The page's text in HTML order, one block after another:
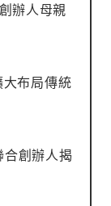
辦人母親
布局傳統
創辦人揭